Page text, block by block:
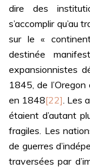
dire des
s’accomplir qu’au
sur le «
destinée
expansionnistes
1845, de
en 1848[22]. Les
étaient d’autant
fragiles. Les
de guerres
traversées par